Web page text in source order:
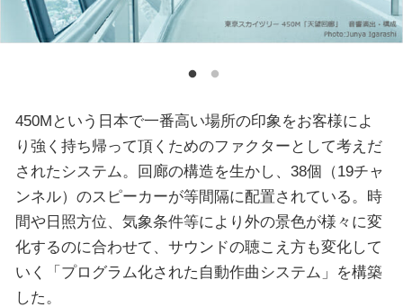
450Mという日本で一番高い場所の印象をお客様によ
り強く持ち帰って頂くためのファクターとして考えだ
されたシステム。回廊の構造を生かし、38個（19チャ
ンネル）のスピーカーが等間隔に配置されている。時
間や日照方位、気象条件等により外の景色が様々に変
化するのに合わせて、サウンドの聴こえ方も変化して
いく「プログラム化された自動作曲システム」を構築
した。